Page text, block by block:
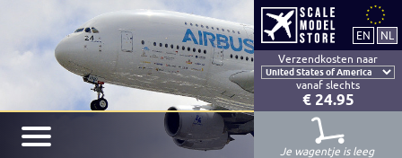
Verzendkosten naar
vanaf slechts
€ 24.95
Je wagentje is leeg